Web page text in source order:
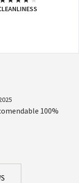
100%